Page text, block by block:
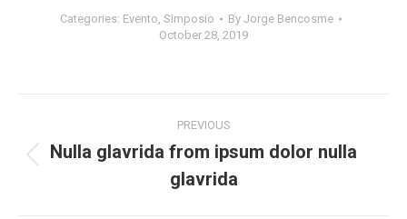
Categories: Evento Simposio By Jorge Bencosme
October 28, 2019
navigation
PREVIOUS
Previous
post:
Nulla glavrida from ipsum dolor nulla
glavrida